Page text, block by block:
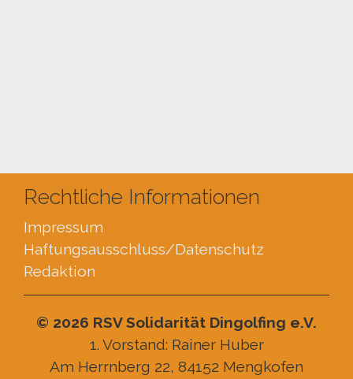
Rechtliche Informationen
Impressum
Haftungsausschluss/Datenschutz
Redaktion
© 2026 RSV Solidarität Dingolfing e.V.
1. Vorstand: Rainer Huber
Am Herrnberg 22, 84152 Mengkofen